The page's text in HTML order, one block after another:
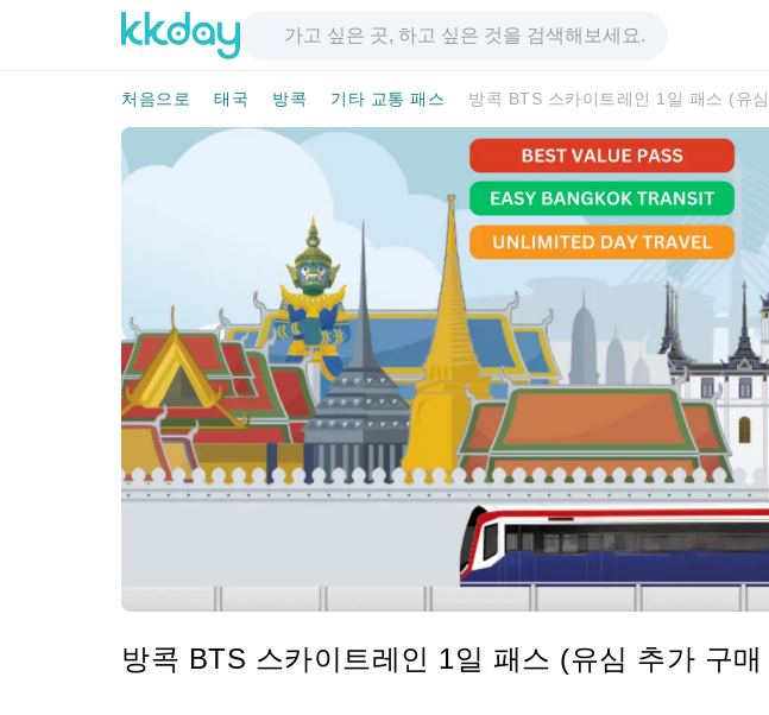
처음으로 태국 방콕 기타 교통 패스 방콕 BTS 스카이트레인 1일 패스 (유
방콕 BTS 스카이트레인 1일 패스 (유심 추가 구